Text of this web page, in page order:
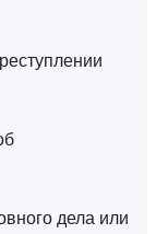
дела или